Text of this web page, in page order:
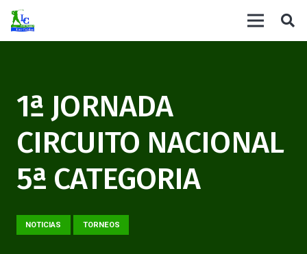
1ª JORNADA
CIRCUITO NACIONAL
5ª CATEGORIA
NOTICIAS TORNEOS